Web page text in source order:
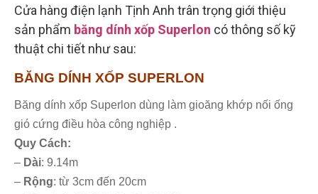
Cửa hàng điện lạnh Tịnh Anh trân trọng giới thiệu
sản phẩm băng dính xốp Superlon có thông số kỹ
thuật chi tiết như sau:
BĂNG DÍNH XỐP SUPERLON
Băng dính xốp Superlon dùng làm gioăng khớp nối ống
gió cứng điều hòa công nghiệp .
Quy Cách:
– Dài: 9.14m
– Rộng: từ 3cm đến 20cm